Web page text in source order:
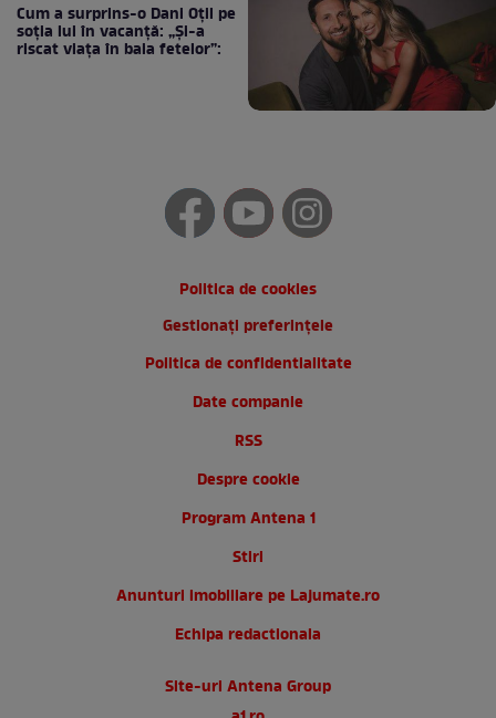
Cum a surprins-o Dani Oțil pe
soția lui în vacanță: „Și-a
riscat viața în baia fetelor”:
Politica de cookies
Gestionați preferințele
Politica de confidentialitate
Date companie
RSS
Despre cookie
Program Antena 1
Stiri
Anunturi imobiliare pe Lajumate.ro
Echipa redactionala
Site-uri Antena Group